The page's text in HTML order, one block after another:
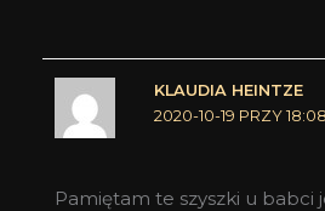
KLAUDIA HEINTZE
2020-10-19 PRZY 18:08
Pamiętam te szyszki u babci